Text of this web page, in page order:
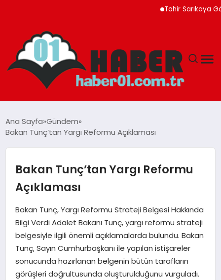
Tahir Sarıkaya
YAŞAM
GÜNDEM
EĞITIM
Ana Sayfa Gündem
Bakan Tunç’tan Yargı Reformu Açıklaması
Bakan Tunç’tan Yargı Reformu
Açıklaması
Bakan Tunç, Yargı Reformu Strateji Belgesi Hakkında
Bilgi Verdi Adalet Bakanı Tunç, yargı reformu strateji
belgesiyle ilgili önemli açıklamalarda bulundu. Bakan
Tunç, Sayın Cumhurbaşkanı ile yapılan istişareler
sonucunda hazırlanan belgenin bütün tarafların
görüşleri doğrultusunda oluşturulduğunu vurguladı.